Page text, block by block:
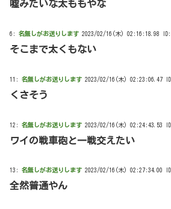
嘘みたいな太ももやな
6: 名無しがお送りします 2023/02/16(木) 02:16:18.98
そこまで太くもない
11: 名無しがお送りします 2023/02/16(木) 02:23:06.47
くさそう
12: 名無しがお送りします 2023/02/16(木) 02:24:43.53
ワイの戦車砲と一戦交えたい
13: 名無しがお送りします 2023/02/16(木) 02:27:34.00
全然普通やん